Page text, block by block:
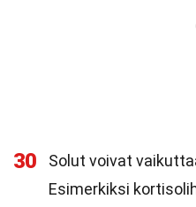
30
Solut voivat
Esimerkiksi